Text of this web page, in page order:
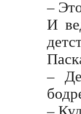
–
И
–